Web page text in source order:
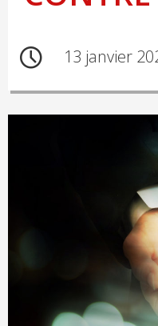
13 janvier